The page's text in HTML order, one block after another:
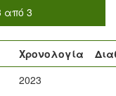
από 3
Χρονολογία
2023